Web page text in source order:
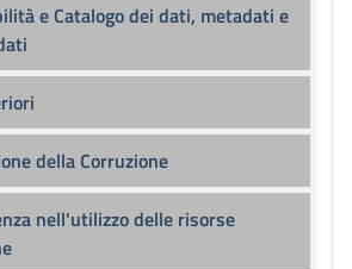
e Catalogo dei dati, metadati e
della Corruzione
nell'utilizzo delle risorse